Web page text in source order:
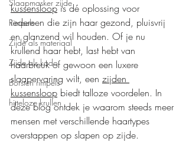
Slaapmasker zijde
Rimpels
Zijde als materiaal
Zijde als kado
Borsten rimpels
hitteloze krullen
kussensloop is dé oplossing voor
iedereen die zijn haar gezond, pluisvrij
en glanzend wil houden. Of je nu
krullend haar hebt, last hebt van
haarbreuk of gewoon een luxere
slaapervaring wilt, een zijden
kussensloop biedt talloze voordelen. In
deze blog ontdek je waarom steeds meer
mensen met verschillende haartypes
overstappen op slapen op zijde.